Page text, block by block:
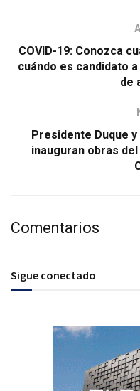
COVID-19: Conozca
cuándo es candidato
de
Presidente Duque
inauguran obras
Comentarios
Sigue conectado